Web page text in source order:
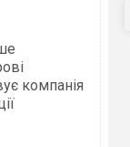
компанія